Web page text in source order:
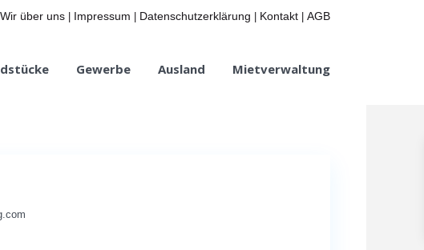
Wir über uns Impressum Datenschutzerklärung Kontakt AGB
Gewerbe Ausland Mietverwaltung